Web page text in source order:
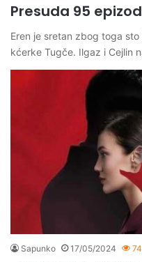
Presuda 95
Eren je sretan zbog toga
kćerke Tugče. Ilgaz i Cejlin
Sapunko 17/05/2024